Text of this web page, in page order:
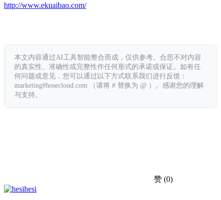
http://www.ekuaibao.com/
本文内容通过AI工具智能整合而成，仅供参考。合思不对内容
的真实性、准确性或完整性作任何形式的承诺或保证。如有任
何问题或意见，您可以通过以下方式联系我们进行反馈：
marketing#hosecloud.com （请将 # 替换为 @ ）。感谢您的理解
与支持。
赞 (0)
hesi